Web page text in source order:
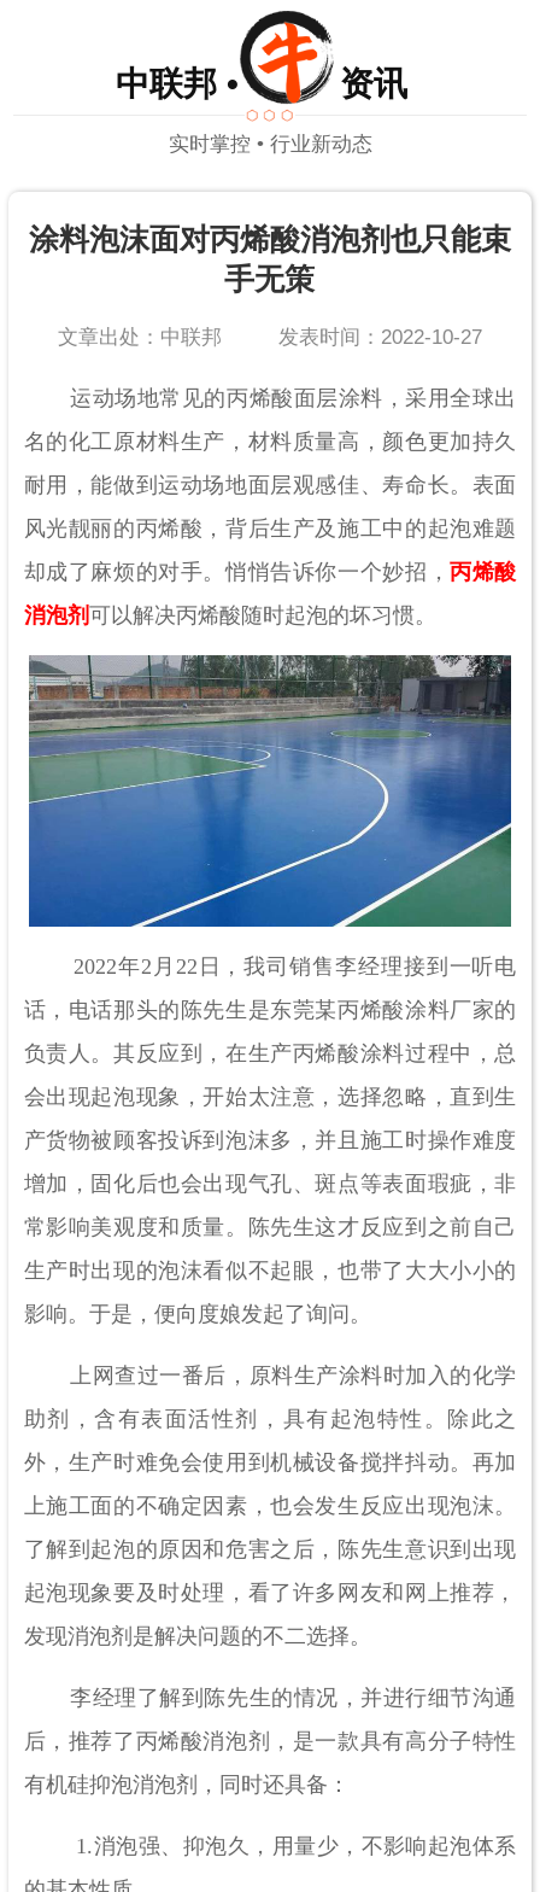
中联邦 • 资讯
实时掌控 • 行业新动态
涂料泡沫面对丙烯酸消泡剂也只能束
手无策
文章出处：中联邦 发表时间：2022-10-27
运动场地常见的丙烯酸面层涂料，采用全球出
名的化工原材料生产，材料质量高，颜色更加持久
耐用，能做到运动场地面层观感佳、寿命长。表面
风光靓丽的丙烯酸，背后生产及施工中的起泡难题
却成了麻烦的对手。悄悄告诉你一个妙招，丙烯酸
消泡剂可以解决丙烯酸随时起泡的坏习惯。
2022年2月22日，我司销售李经理接到一听电
话，电话那头的陈先生是东莞某丙烯酸涂料厂家的
负责人。其反应到，在生产丙烯酸涂料过程中，总
会出现起泡现象，开始太注意，选择忽略，直到生
产货物被顾客投诉到泡沫多，并且施工时操作难度
增加，固化后也会出现气孔、斑点等表面瑕疵，非
常影响美观度和质量。陈先生这才反应到之前自己
生产时出现的泡沫看似不起眼，也带了大大小小的
影响。于是，便向度娘发起了询问。
上网查过一番后，原料生产涂料时加入的化学
助剂，含有表面活性剂，具有起泡特性。除此之
外，生产时难免会使用到机械设备搅拌抖动。再加
上施工面的不确定因素，也会发生反应出现泡沫。
了解到起泡的原因和危害之后，陈先生意识到出现
起泡现象要及时处理，看了许多网友和网上推荐，
发现消泡剂是解决问题的不二选择。
李经理了解到陈先生的情况，并进行细节沟通
后，推荐了丙烯酸消泡剂，是一款具有高分子特性
有机硅抑泡消泡剂，同时还具备：
1.消泡强、抑泡久，用量少，不影响起泡体系